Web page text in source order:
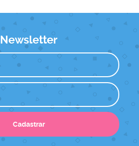
Newsletter
Cadastrar